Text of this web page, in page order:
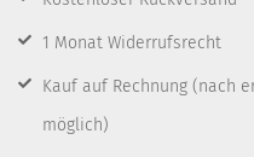
1 Monat Widerrufsrecht
Kauf auf Rechnung (nach
möglich)